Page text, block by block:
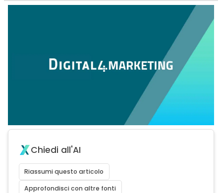
Chiedi all'AI
Riassumi questo articolo
Approfondisci con altre fonti